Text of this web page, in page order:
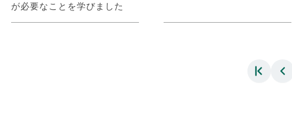
が必要なことを学びました